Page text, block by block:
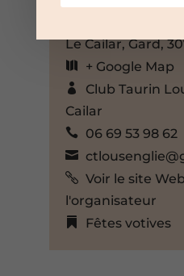
Le Cailar, Gard,
+ Google Map
Club Taurin
Cailar
06 69 53 98 62
Voir le site
l'organisateur
Fêtes votives